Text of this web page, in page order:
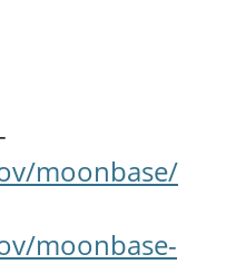
moonbase/
moonbase-